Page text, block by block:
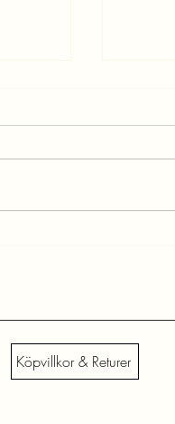
Köpvillkor & Returer